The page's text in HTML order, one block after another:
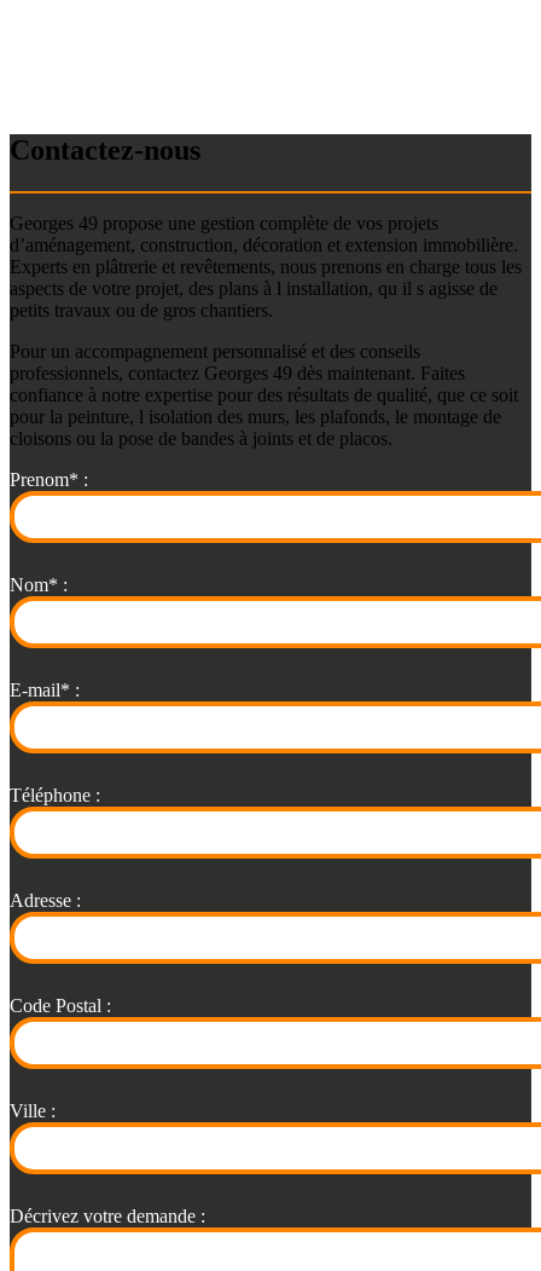
Contactez-nous
Georges 49 propose une gestion complète de vos projets
d’aménagement, construction, décoration et extension immobilière.
Experts en plâtrerie et revêtements, nous prenons en charge tous les
aspects de votre projet, des plans à l installation, qu il s agisse de
petits travaux ou de gros chantiers.
Pour un accompagnement personnalisé et des conseils
professionnels, contactez Georges 49 dès maintenant. Faites
confiance à notre expertise pour des résultats de qualité, que ce soit
pour la peinture, l isolation des murs, les plafonds, le montage de
cloisons ou la pose de bandes à joints et de placos.
Prenom* :
Nom* :
E-mail* :
Téléphone :
Adresse :
Code Postal :
Ville :
Décrivez votre demande :